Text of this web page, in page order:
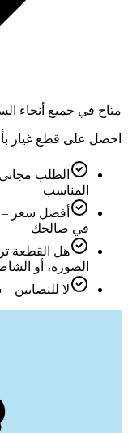
متاح في جميع أنحاء
احصل على قطع غيار
الطلب
المناسب
أفضل سعر –
في صالحك
هل القطعة
الصورة، أو
لا للنصابين